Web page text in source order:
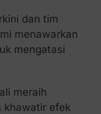
dan tim
menawarkan
mengatasi
meraih
khawatir efek